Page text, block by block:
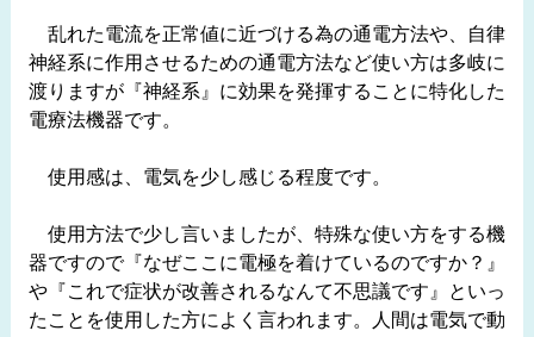
乱れた電流を正常値に近づける為の通電方法や、自律
神経系に作用させるための通電方法など使い方は多岐に
渡りますが『神経系』に効果を発揮することに特化した
電療法機器です。
使用感は、電気を少し感じる程度です。
使用方法で少し言いましたが、特殊な使い方をする機
器ですので『なぜここに電極を着けているのですか？』
や『これで症状が改善されるなんて不思議です』といっ
たことを使用した方によく言われます。人間は電気で動